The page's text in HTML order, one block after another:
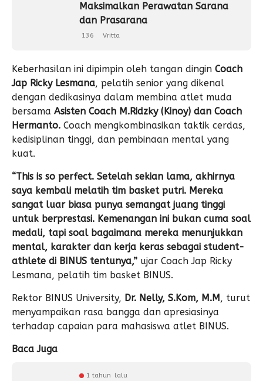
Maksimalkan Perawatan Sarana
dan Prasarana
136 Vritta
Keberhasilan ini dipimpin oleh tangan dingin Coach
Jap Ricky Lesmana, pelatih senior yang dikenal
dengan dedikasinya dalam membina atlet muda
bersama Asisten Coach M.Ridzky (Kinoy) dan Coach
Hermanto. Coach mengkombinasikan taktik cerdas,
kedisiplinan tinggi, dan pembinaan mental yang
kuat.
“This is so perfect. Setelah sekian lama, akhirnya
saya kembali melatih tim basket putri. Mereka
sangat luar biasa punya semangat juang tinggi
untuk berprestasi. Kemenangan ini bukan cuma soal
medali, tapi soal bagaimana mereka menunjukkan
mental, karakter dan kerja keras sebagai student-
athlete di BINUS tentunya,” ujar Coach Jap Ricky
Lesmana, pelatih tim basket BINUS.
Rektor BINUS University, Dr. Nelly, S.Kom, M.M, turut
menyampaikan rasa bangga dan apresiasinya
terhadap capaian para mahasiswa atlet BINUS.
Baca Juga
1 tahun lalu